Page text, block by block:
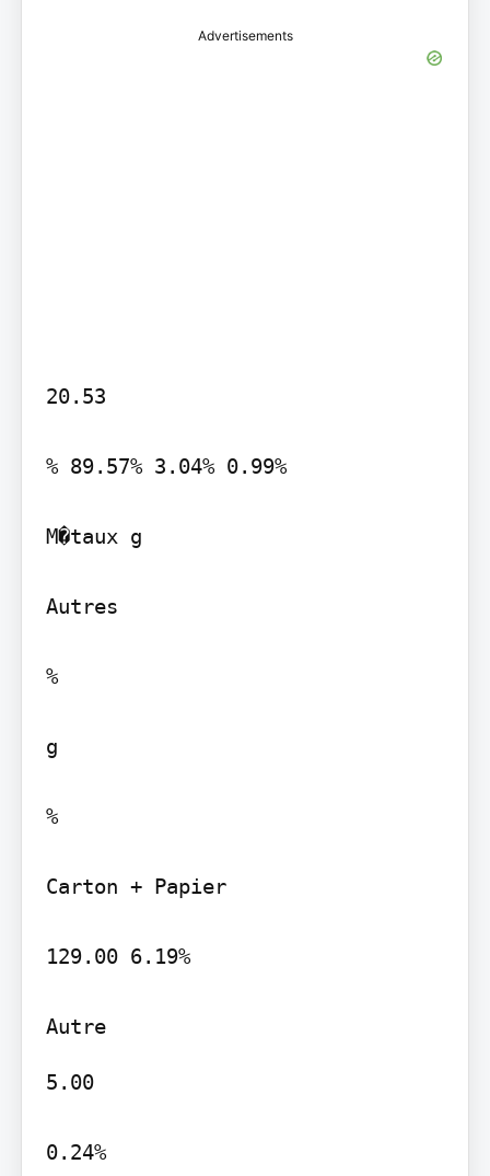
Advertisements
20.53
% 89.57% 3.04% 0.99%
M�taux g
Autres
%
g
%
Carton + Papier
129.00 6.19%
Autre
5.00
0.24%